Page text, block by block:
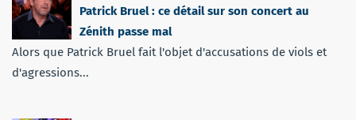
Patrick Bruel : ce détail sur son concert au
Zénith passe mal
Alors que Patrick Bruel fait l'objet d'accusations de viols et
d'agressions...